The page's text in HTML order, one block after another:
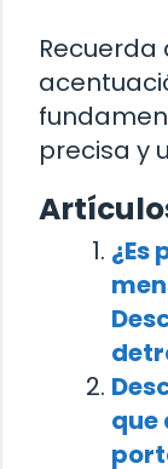
precisa y
¿Es
que